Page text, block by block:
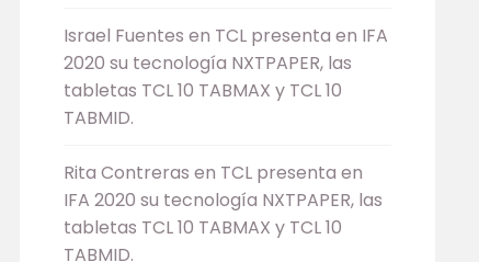
Israel Fuentes en TCL presenta en IFA
2020 su tecnología NXTPAPER, las
tabletas TCL 10 TABMAX y TCL 10
TABMID.
Rita Contreras en TCL presenta en
IFA 2020 su tecnología NXTPAPER, las
tabletas TCL 10 TABMAX y TCL 10
TABMID.